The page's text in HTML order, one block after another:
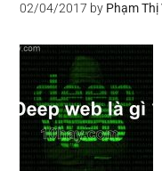
02/04/2017 by Phạm Thị